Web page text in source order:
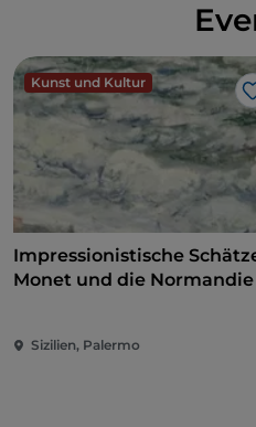
Kunst und Kultur
Impressionistische
Monet und die Normandie
Sizilien, Palermo